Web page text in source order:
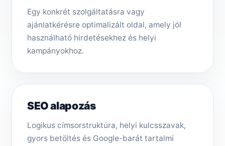
Egy konkrét szolgáltatásra vagy
ajánlatkérésre optimalizált oldal, amely jól
használható hirdetésekhez és helyi
kampányokhoz.
SEO alapozás
Logikus címsorstruktúra, helyi kulcsszavak,
gyors betöltés és Google-barát tartalmi